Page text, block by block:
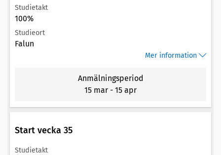
Studietakt
100%
Studieort
Falun
Mer information
Anmälningsperiod
15 mar - 15 apr
Start vecka 35
Studietakt